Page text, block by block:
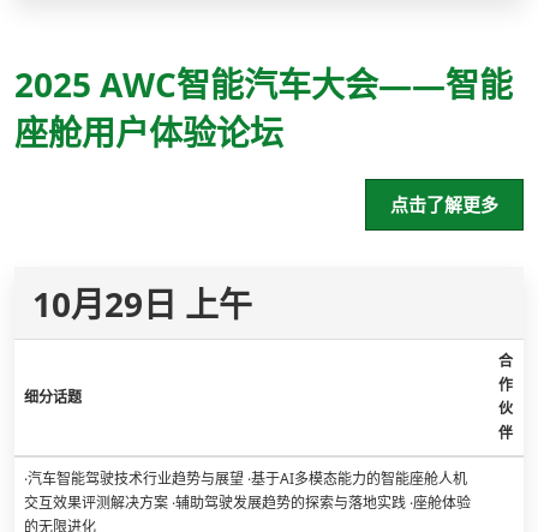
2025 AWC智能汽车大会——智能
座舱用户体验论坛
点击了解更多
10月29日 上午
细分话题
合
作
伙
伴
·汽车智能驾驶技术行业趋势与展望 ·基于AI多模态能力的智能座舱人机
交互效果评测解决方案 ·辅助驾驶发展趋势的探索与落地实践 ·座舱体验
的无限进化